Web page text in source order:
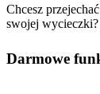
Chcesz
swojej wycieczki?
Darmowe